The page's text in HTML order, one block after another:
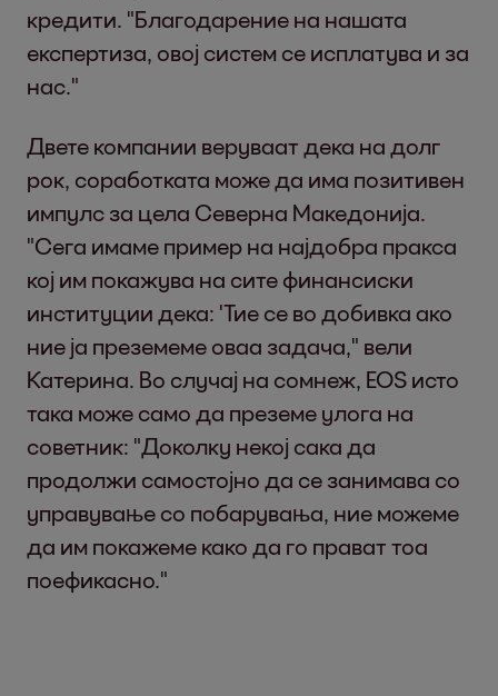
кредити. "Благодарение на нашата
експертиза, овој систем се исплатува и за
нас."
Двете компании веруваат дека на долг
рок, соработката може да има позитивен
импулс за цела Северна Македонија.
"Сега имаме пример на најдобра пракса
кој им покажува на сите финансиски
институции дека: 'Тие се во добивка ако
ние ја преземеме оваа задача," вели
Катерина. Во случај на сомнеж, EOS исто
така може само да преземе улога на
советник: "Доколку некој сака да
продолжи самостојно да се занимава со
управување со побарувања, ние можеме
да им покажеме како да го прават тоа
поефикасно."